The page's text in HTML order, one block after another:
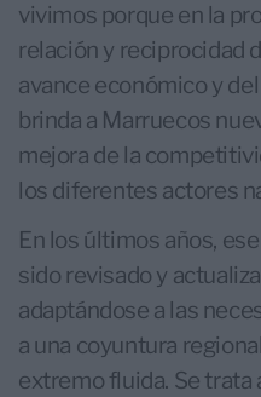
vivimos porque en la
relación y reciprocidad
avance económico y
brinda a Marruecos
mejora de la
los diferentes actores
En los últimos años,
sido revisado y
adaptándose a las
a una coyuntura
extremo fluida. Se trata